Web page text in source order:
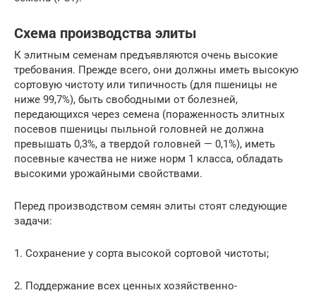
Схема производства элиты
К элитным семенам предъявляются очень высокие
требования. Прежде всего, они должны иметь высокую
сортовую чистоту или типичность (для пшеницы не
ниже 99,7%), быть свободными от болезней,
передающихся через семена (пораженность элитных
посевов пшеницы пыльной головней не должна
превышать 0,3%, а твердой головней — 0,1%), иметь
посевные качества не ниже норм 1 класса, обладать
высокими урожайными свойствами.
Перед производством семян элиты стоят следующие
задачи:
1. Сохранение у сорта высокой сортовой чистоты;
2. Поддержание всех ценных хозяйственно-